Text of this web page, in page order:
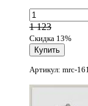
1 123
Скидка 13%
Артикул: mrc-